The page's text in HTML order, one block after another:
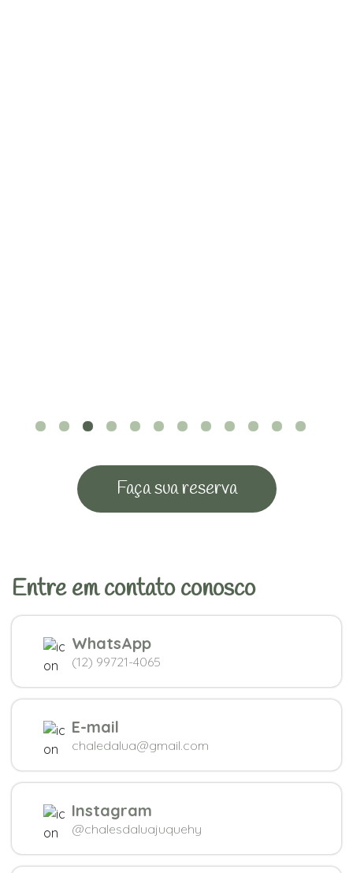
Faça sua reserva
Entre em contato conosco
WhatsApp
(12) 99721-4065
E-mail
chaledalua@gmail.com
Instagram
@chalesdaluajuquehy